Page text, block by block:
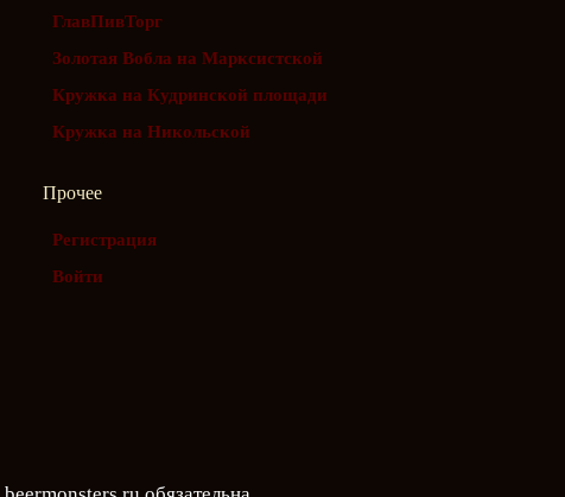
ГлавПивТорг
Золотая Вобла на Марксистской
Кружка на Кудринской площади
Кружка на Никольской
Прочее
Регистрация
Войти